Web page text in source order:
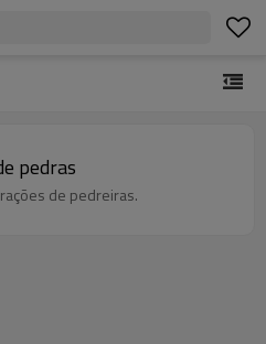
pedras
de pedreiras.